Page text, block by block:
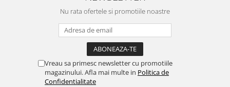
Nu rata ofertele si promotiile noastre
Vreau sa primesc newsletter cu promotiile
magazinului. Afla mai multe in Politica de
Confidentialitate